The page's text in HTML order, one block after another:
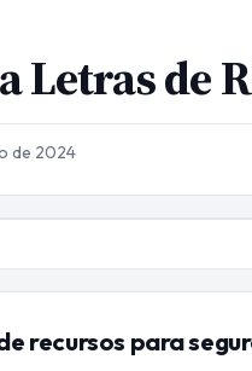
Letras de
de 2024
recursos para